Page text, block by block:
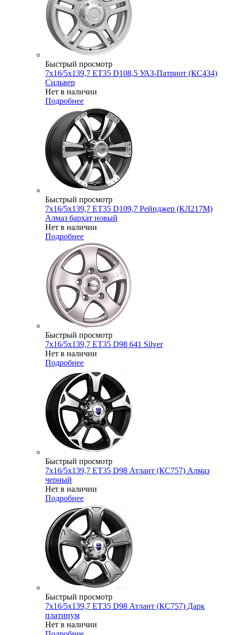
Быстрый просмотр
7x16/5x139,7 ET35 D108,5 УАЗ-Патриот (КС434)
Сильвер
Нет в наличии
Подробнее
Быстрый просмотр
7x16/5x139,7 ET35 D109,7 Рейнджер (КЛ217М)
Алмаз бархат новый
Нет в наличии
Подробнее
Быстрый просмотр
7x16/5x139,7 ET35 D98 641 Silver
Нет в наличии
Подробнее
Быстрый просмотр
7x16/5x139,7 ET35 D98 Атлант (КС757) Алмаз
черный
Нет в наличии
Подробнее
Быстрый просмотр
7x16/5x139,7 ET35 D98 Атлант (КС757) Дарк
платинум
Нет в наличии